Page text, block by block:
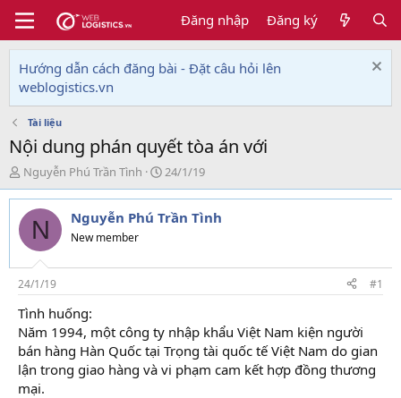
Đăng nhập Đăng ký
Hướng dẫn cách đăng bài - Đặt câu hỏi lên
weblogistics.vn
Tài liệu
Nội dung phán quyết tòa án với
T
h
r
e
d
s
t
a
r
t
e
r
Nguyễn Phú Trần Tình
N
g
à
y
i
24/1/19
N Nguyễn Phú Trần Tình
New member
24/1/19 #1
Tình huống:
Năm 1994, một công ty nhập khẩu Việt Nam kiện người
bán hàng Hàn Quốc tại Trọng tài quốc tế Việt Nam do gian
lận trong giao hàng và vi phạm cam kết hợp đồng thương
mại.